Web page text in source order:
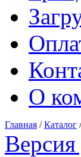
О
Главная /Каталог
Версия